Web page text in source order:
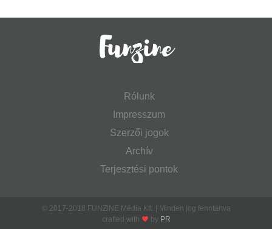
Rólunk
Impresszum
Szerzői jogok
Archív
Terjesztési pontok
© 2017-2018 FUNZINE Média Kft. | Minden jog fenntartva
crafted with
by PR